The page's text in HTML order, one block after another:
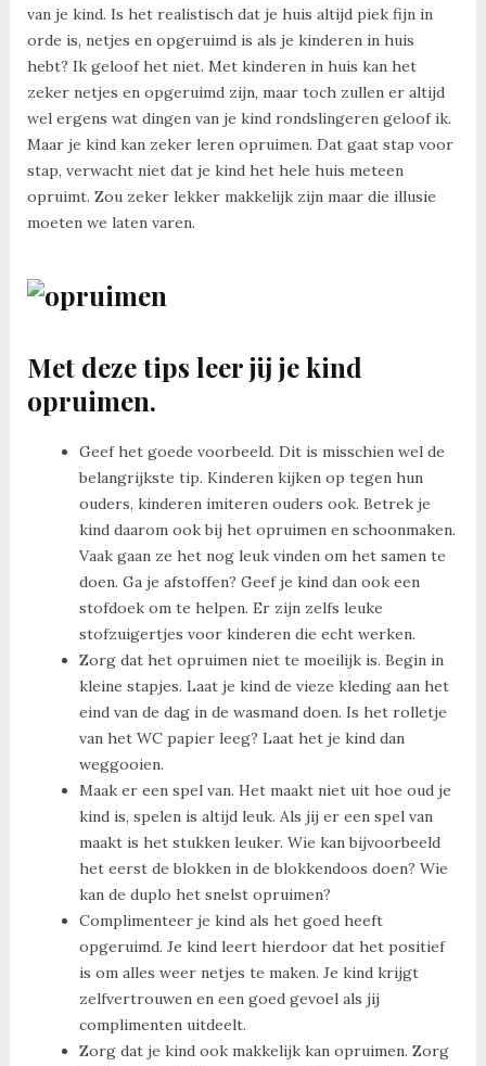
van je kind. Is het realistisch dat je huis altijd piek fijn in
orde is, netjes en opgeruimd is als je kinderen in huis
hebt? Ik geloof het niet. Met kinderen in huis kan het
zeker netjes en opgeruimd zijn, maar toch zullen er altijd
wel ergens wat dingen van je kind rondslingeren geloof ik.
Maar je kind kan zeker leren opruimen. Dat gaat stap voor
stap, verwacht niet dat je kind het hele huis meteen
opruimt. Zou zeker lekker makkelijk zijn maar die illusie
moeten we laten varen.
Met deze tips leer jij je kind
opruimen.
Geef het goede voorbeeld. Dit is misschien wel de
belangrijkste tip. Kinderen kijken op tegen hun
ouders, kinderen imiteren ouders ook. Betrek je
kind daarom ook bij het opruimen en schoonmaken.
Vaak gaan ze het nog leuk vinden om het samen te
doen. Ga je afstoffen? Geef je kind dan ook een
stofdoek om te helpen. Er zijn zelfs leuke
stofzuigertjes voor kinderen die echt werken.
Zorg dat het opruimen niet te moeilijk is. Begin in
kleine stapjes. Laat je kind de vieze kleding aan het
eind van de dag in de wasmand doen. Is het rolletje
van het WC papier leeg? Laat het je kind dan
weggooien.
Maak er een spel van. Het maakt niet uit hoe oud je
kind is, spelen is altijd leuk. Als jij er een spel van
maakt is het stukken leuker. Wie kan bijvoorbeeld
het eerst de blokken in de blokkendoos doen? Wie
kan de duplo het snelst opruimen?
Complimenteer je kind als het goed heeft
opgeruimd. Je kind leert hierdoor dat het positief
is om alles weer netjes te maken. Je kind krijgt
zelfvertrouwen en een goed gevoel als jij
complimenten uitdeelt.
Zorg dat je kind ook makkelijk kan opruimen. Zorg